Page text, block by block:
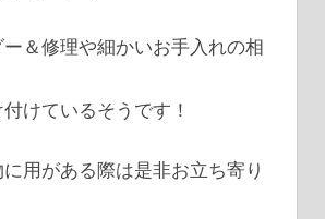
＆修理や細かいお手入れの相
けているそうです！
用がある際は是非お立ち寄り